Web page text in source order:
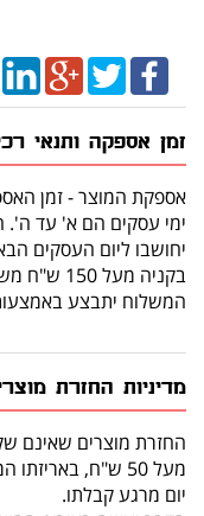
זמן אספקה ותנאי
אספקת המוצר - זמן האספקה עד 3 ימי עסקים
ימי עסקים הם א' עד ה'.
יחושבו ליום העסקים
בקניה מעל 150 ש"ח משלוח חינם
המשלוח יתבצע
מדיניות החזרת
החזרת מוצרים שאינם
יום מרגע קבלתו.